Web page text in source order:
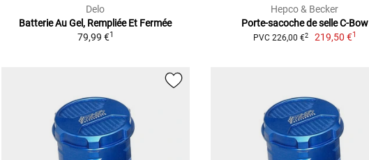
Delo
Batterie Au Gel, Rempliée Et Fermée
79,99 €1
Hepco & Becker
Porte-sacoche de selle C-Bow
PVC 226,00 €2 219,50 €1